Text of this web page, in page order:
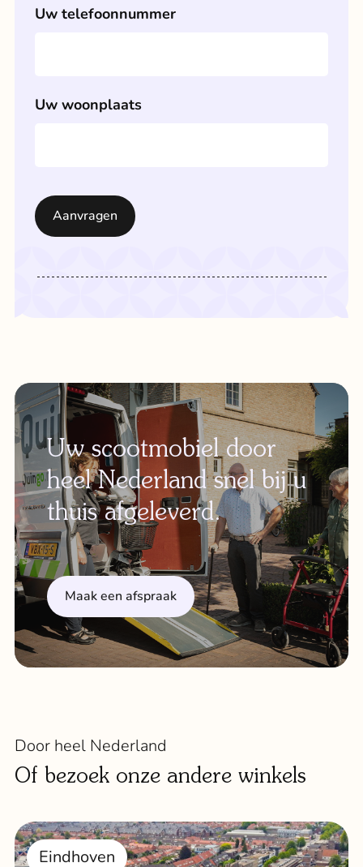
Uw telefoonnummer
Uw woonplaats
Uw scootmobiel door
heel Nederland snel bij u
thuis afgeleverd.
Maak een afspraak
Door heel Nederland
Of bezoek onze andere winkels
Eindhoven